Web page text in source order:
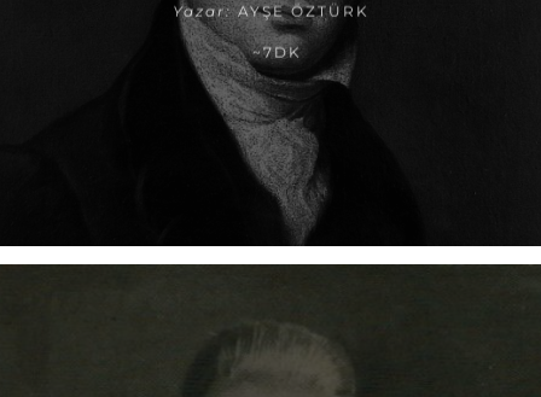
Yazar: AYŞE ÖZTÜRK
~7DK